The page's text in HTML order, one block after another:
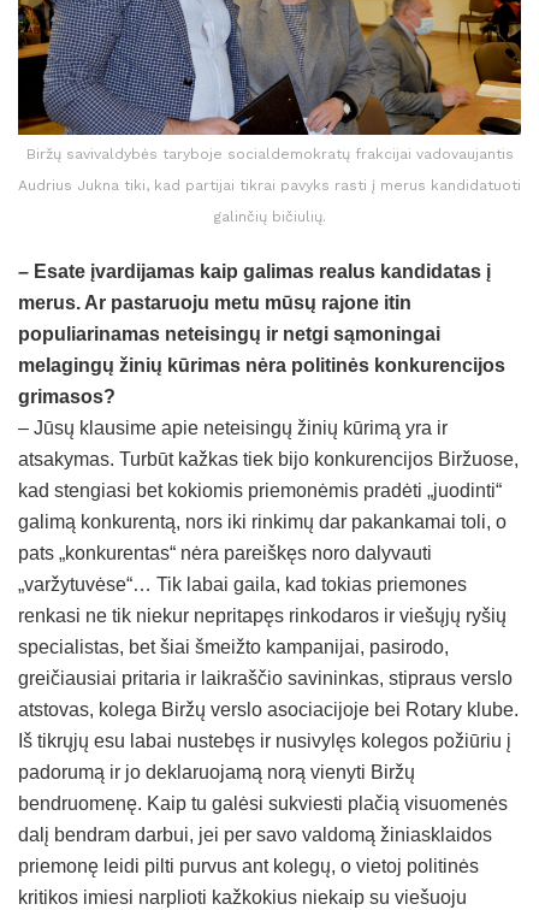
Biržų savivaldybės taryboje socialdemokratų frakcijai vadovaujantis
Audrius Jukna tiki, kad partijai tikrai pavyks rasti į merus kandidatuoti
galinčių bičiulių.
– Esate įvardijamas kaip galimas realus kandidatas į
merus. Ar pastaruoju metu mūsų rajone itin
populiarinamas neteisingų ir netgi sąmoningai
melagingų žinių kūrimas nėra politinės konkurencijos
grimasos?
– Jūsų klausime apie neteisingų žinių kūrimą yra ir
atsakymas. Turbūt kažkas tiek bijo konkurencijos Biržuose,
kad stengiasi bet kokiomis priemonėmis pradėti „juodinti“
galimą konkurentą, nors iki rinkimų dar pakankamai toli, o
pats „konkurentas“ nėra pareiškęs noro dalyvauti
„varžytuvėse“… Tik labai gaila, kad tokias priemones
renkasi ne tik niekur nepritapęs rinkodaros ir viešųjų ryšių
specialistas, bet šiai šmeižto kampanijai, pasirodo,
greičiausiai pritaria ir laikraščio savininkas, stipraus verslo
atstovas, kolega Biržų verslo asociacijoje bei Rotary klube.
Iš tikrųjų esu labai nustebęs ir nusivylęs kolegos požiūriu į
padorumą ir jo deklaruojamą norą vienyti Biržų
bendruomenę. Kaip tu galėsi sukviesti plačią visuomenės
dalį bendram darbui, jei per savo valdomą žiniasklaidos
priemonę leidi pilti purvus ant kolegų, o vietoj politinės
kritikos imiesi narplioti kažkokius niekaip su viešuoju